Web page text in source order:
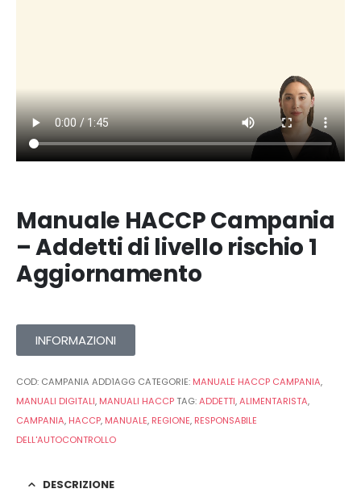
Manuale HACCP Campania
– Addetti di livello rischio 1
Aggiornamento
INFORMAZIONI
COD: CAMPANIA ADD1AGG CATEGORIE: MANUALE HACCP CAMPANIA,
MANUALI DIGITALI, MANUALI HACCPTAG:ADDETTI,ALIMENTARISTA,
CAMPANIA, HACCP, MANUALE, REGIONE, RESPONSABILE
DELL'AUTOCONTROLLO
DESCRIZIONE